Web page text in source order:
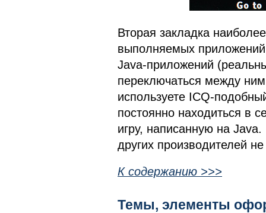
Вторая закладка
выполняемых
Java-приложений
переключаться между
используете ICQ-
постоянно находиться в
игру, написанную на
других производителей
К содержанию >>>
Темы, элементы